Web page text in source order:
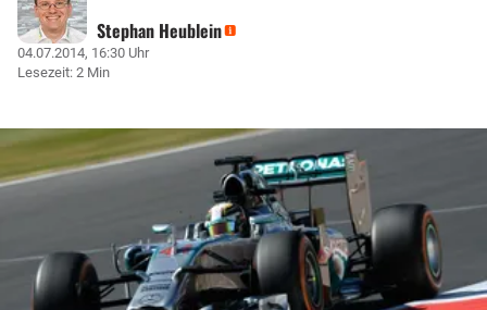
Stephan Heublein
04.07.2014, 16:30 Uhr
Lesezeit: 2 Min